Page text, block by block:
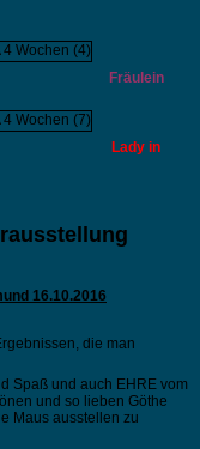
Fräulein
Lady in
16.10.2016
die man
Spaß und auch EHRE vom
und so lieben Göthe
Maus ausstellen zu